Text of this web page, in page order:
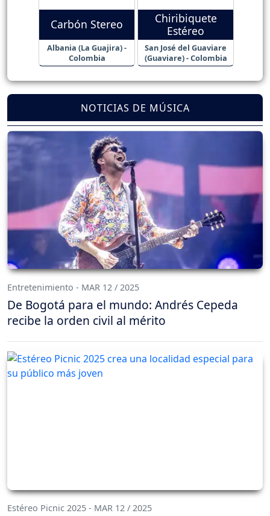
Carbón Stereo
Albania (La Guajira) -
Colombia
Chiribiquete
Estéreo
San José del Guaviare
(Guaviare) - Colombia
NOTICIAS DE MÚSICA
Entretenimiento - MAR 12 / 2025
De Bogotá para el mundo: Andrés Cepeda
recibe la orden civil al mérito
Estéreo Picnic 2025 - MAR 12 / 2025